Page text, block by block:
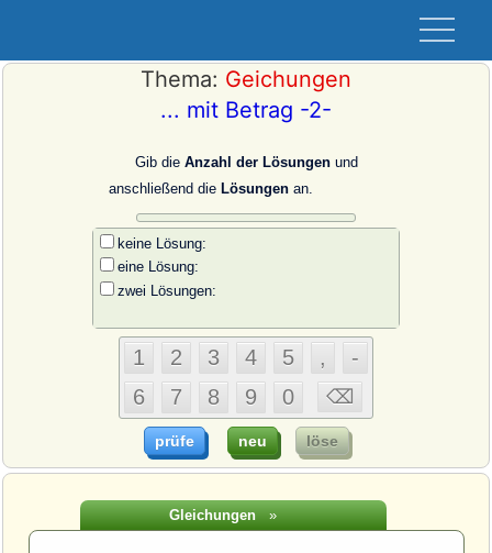
Gleichungen »
Thema: Geichungen
... mit Betrag -2-
Gib die Anzahl der Lösungenund
anschließend die Lösungenan.
keine Lösung:
eine Lösung:
zwei Lösungen: